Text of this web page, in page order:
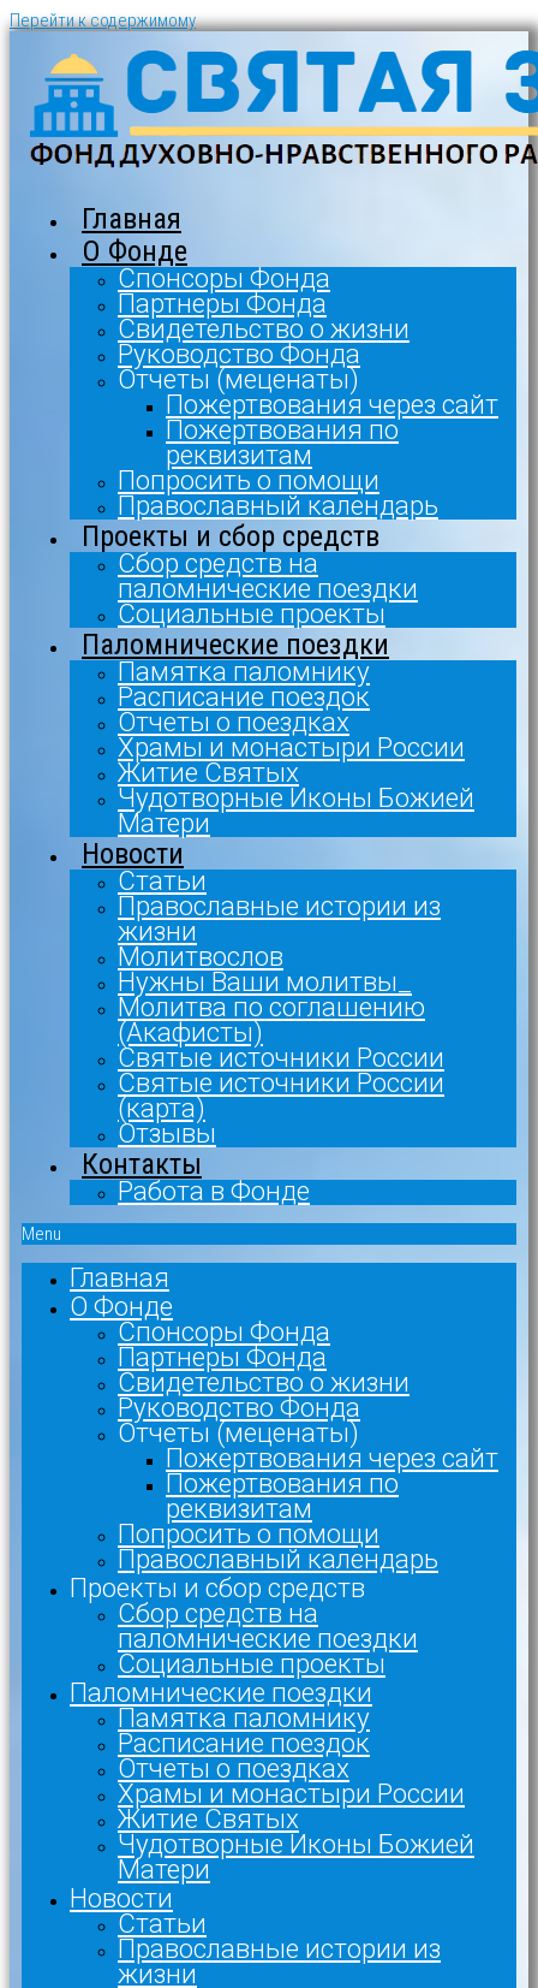
Перейти к содержимому
Главная
О Фонде
Спонсоры Фонда
Партнеры Фонда
Свидетельство о жизни
Руководство Фонда
Отчеты (меценаты)
Пожертвования через сайт
Пожертвования по
реквизитам
Попросить о помощи
Православный календарь
Проекты и сбор средств
Сбор средств на
паломнические поездки
Социальные проекты
Паломнические поездки
Памятка паломнику
Расписание поездок
Отчеты о поездках
Храмы и монастыри России
Житие Святых
Чудотворные Иконы Божией
Матери
Новости
Статьи
Православные истории из
жизни
Молитвослов
Нужны Ваши молитвы_
Молитва по соглашению
(Акафисты)
Святые источники России
Святые источники России
(карта)
Отзывы
Контакты
Работа в Фонде
Menu
Главная
О Фонде
Спонсоры Фонда
Партнеры Фонда
Свидетельство о жизни
Руководство Фонда
Отчеты (меценаты)
Пожертвования через сайт
Пожертвования по
реквизитам
Попросить о помощи
Православный календарь
Проекты и сбор средств
Сбор средств на
паломнические поездки
Социальные проекты
Паломнические поездки
Памятка паломнику
Расписание поездок
Отчеты о поездках
Храмы и монастыри России
Житие Святых
Чудотворные Иконы Божией
Матери
Новости
Статьи
Православные истории из
жизни